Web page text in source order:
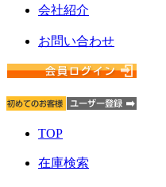
会社紹介
お問い合わせ
TOP
在庫検索